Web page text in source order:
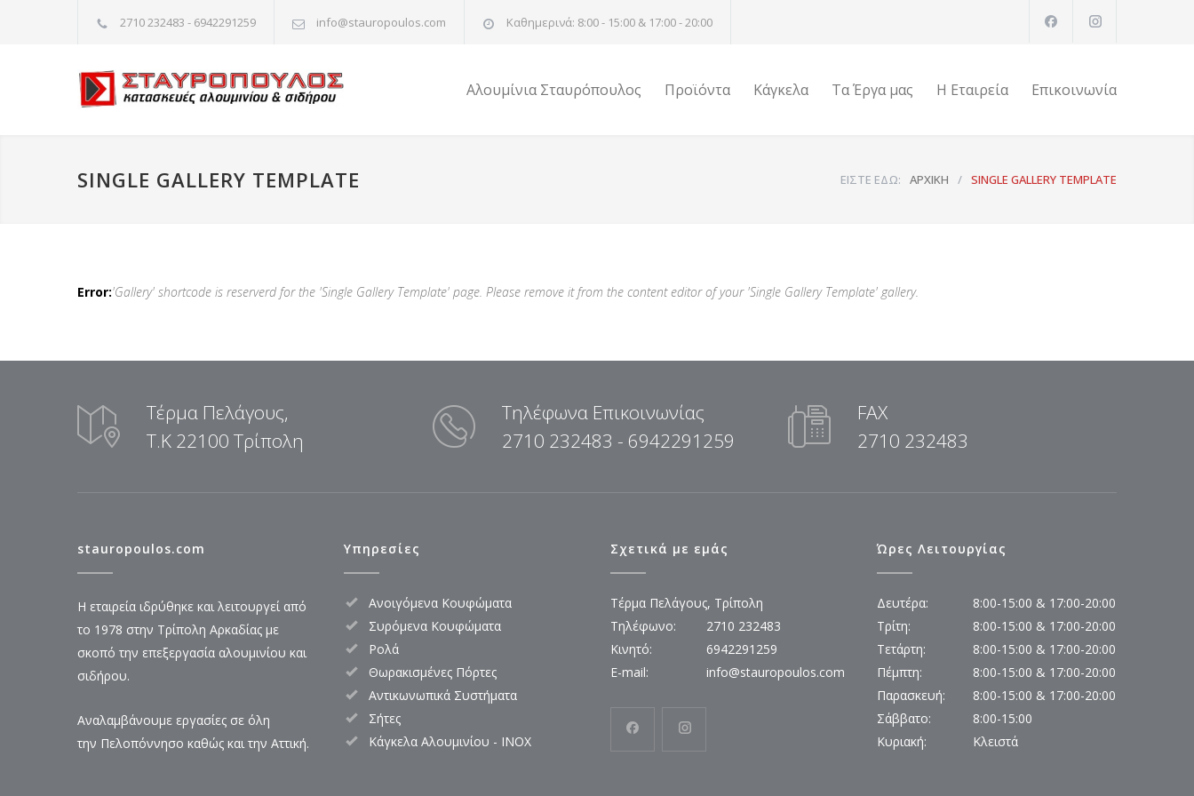
2710 232483 - 6942291259 info@stauropoulos.com Καθημερινά: 8:00 - 15:00 & 17:00 - 20:00
Αλουμίνια Σταυρόπουλος Προϊόντα Κάγκελα Τα Έργα μας Η Εταιρεία Επικοινωνία
SINGLE GALLERY TEMPLATE ΕΙΣΤΕ ΕΔΩ: ΑΡΧΙΚΗ / SINGLE GALLERY TEMPLATE
Error:'Gallery' shortcode is reserverd for the 'Single Gallery Template' page. Please remove it from the content editor of your 'Single Gallery Template' gallery.
Τέρμα Πελάγους,
Τ.Κ 22100 Τρίπολη
Τηλέφωνα Επικοινωνίας
2710 232483 - 6942291259
FAX
2710 232483
stauropoulos.com
Η εταιρεία ιδρύθηκε και λειτουργεί από
το 1978 στην Τρίπολη Αρκαδίας με
σκοπό την επεξεργασία αλουμινίου και
σιδήρου.
Αναλαμβάνουμε εργασίες σε όλη
την Πελοπόννησο καθώς και την Αττική.
Υπηρεσίες
Ανοιγόμενα Κουφώματα
Συρόμενα Κουφώματα
Ρολά
Θωρακισμένες Πόρτες
Αντικωνωπικά Συστήματα
Σήτες
Κάγκελα Αλουμινίου - INOX
Σχετικά με εμάς
Τέρμα Πελάγους, Τρίπολη
Τηλέφωνο:
2710 232483
Κινητό:
6942291259
E-mail:
info@stauropoulos.com
Ώρες Λειτουργίας
Δευτέρα:
8:00-15:00 & 17:00-20:00
Τρίτη:
8:00-15:00 & 17:00-20:00
Τετάρτη:
8:00-15:00 & 17:00-20:00
Πέμπτη:
8:00-15:00 & 17:00-20:00
Παρασκευή:
8:00-15:00 & 17:00-20:00
Σάββατο:
8:00-15:00
Κυριακή:
Κλειστά